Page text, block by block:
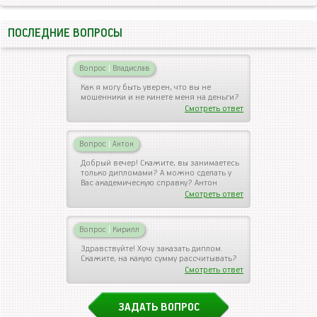
ПОСЛЕДНИЕ ВОПРОСЫ
Вопрос Владислав
Как я могу быть уверен, что вы не
мошенники и не кинете меня на деньги?
Смотреть ответ
Вопрос Антон
Добрый вечер! Скажите, вы занимаетесь
только дипломами? А можно сделать у
Вас академическую справку? Антон
Смотреть ответ
Вопрос Кирилл
Здравствуйте! Хочу заказать диплом.
Скажите, на какую сумму рассчитывать?
Смотреть ответ
ЗАДАТЬ ВОПРОС